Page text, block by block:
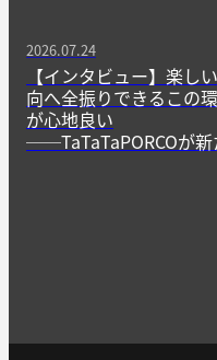
2026.07.24
【インタビュー】楽し
向へ全振りできるこの
が心地良い
──TaTaTaPORCOが新